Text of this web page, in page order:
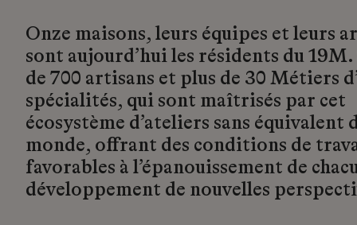
Onze maisons, leurs équipes et leurs
sont aujourd’hui les résidents du
de 700 artisans et plus de 30 Métiers
spécialités, qui sont maîtrisés par cet
écosystème d’ateliers sans équivalent
monde, offrant des conditions de
favorables à l’épanouissement de
développement de nouvelles